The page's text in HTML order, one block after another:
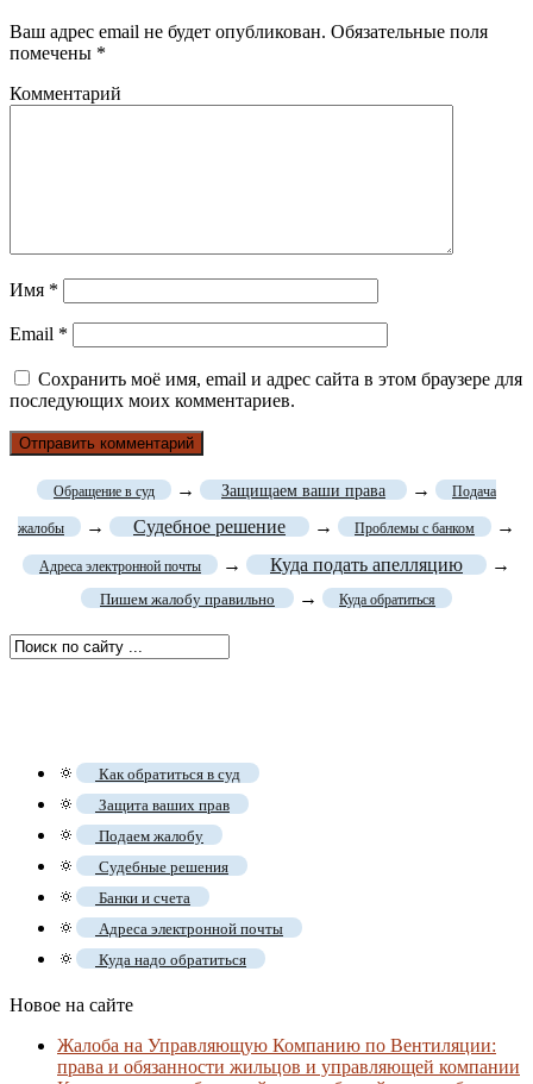
Ваш адрес email не будет опубликован. Обязательные поля
помечены *
Комментарий
Имя *
Email *
Сохранить моё имя, email и адрес сайта в этом браузере для
последующих моих комментариев.
Обращение в суд → Защищаем ваши права → Подача
жалобы → Судебное решение → Проблемы с банком →
Адреса электронной почты → Куда подать апелляцию →
Пишем жалобу правильно → Куда обратиться
🔅 Как обратиться в суд
🔅 Защита ваших прав
🔅 Подаем жалобу
🔅 Судебные решения
🔅 Банки и счета
🔅 Адреса электронной почты
🔅 Куда надо обратиться
Новое на сайте
Жалоба на Управляющую Компанию по Вентиляции:
права и обязанности жильцов и управляющей компании